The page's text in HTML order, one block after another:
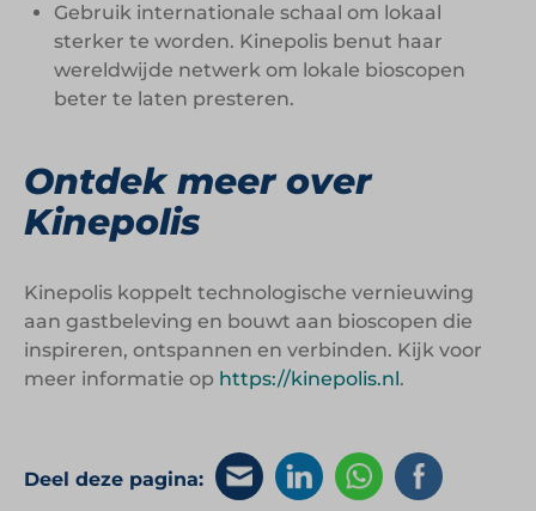
Gebruik internationale schaal om lokaal
sterker te worden. Kinepolis benut haar
wereldwijde netwerk om lokale bioscopen
beter te laten presteren.
Ontdek meer over
Kinepolis
Kinepolis koppelt technologische vernieuwing
aan gastbeleving en bouwt aan bioscopen die
inspireren, ontspannen en verbinden. Kijk voor
meer informatie op https://kinepolis.nl.
Deel deze pagina: